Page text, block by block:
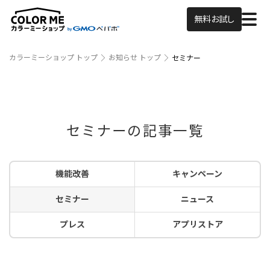
無料お試し
カラーミーショップ トップ お知らせ トップ セミナー
セミナーの記事一覧
機能改善 キャンペーン
セミナー ニュース
プレス アプリストア